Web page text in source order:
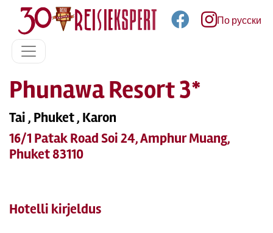
По русски
Phunawa Resort 3*
Tai , Phuket , Karon
16/1 Patak Road Soi 24, Amphur Muang,
Phuket 83110
Hotelli kirjeldus